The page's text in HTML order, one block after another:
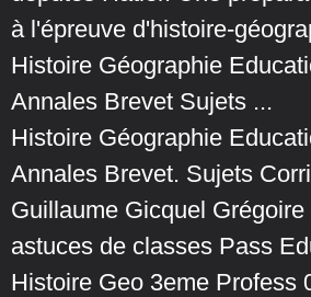
à l'épreuve d'histoire-
Histoire Géographie
Annales Brevet Sujets ...
Histoire Géographie
Annales Brevet. Sujets
Guillaume Gicquel
astuces de classes Pass
Histoire Geo 3eme Profess